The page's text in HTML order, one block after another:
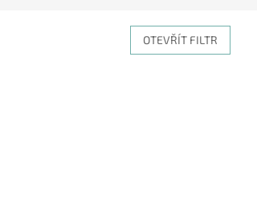
OTEVŘÍT FILTR